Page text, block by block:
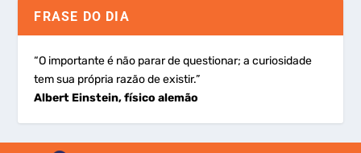
FRASE DO DIA
“O importante é não parar de questionar; a curiosidade
tem sua própria razão de existir.”
Albert Einstein, físico alemão